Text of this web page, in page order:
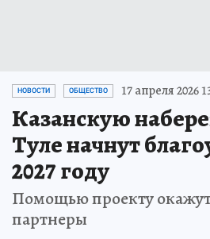
НОВОСТИ ОБЩЕСТВО 17 апреля 2026
Казанскую
Туле начнут
2027 году
Помощью проекту
партнеры